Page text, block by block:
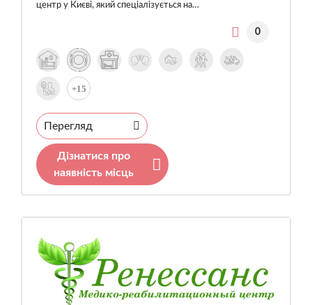
центр у Києві, який спеціалізується на…
0
+15
Перегляд
Дізнатися про
наявність місць